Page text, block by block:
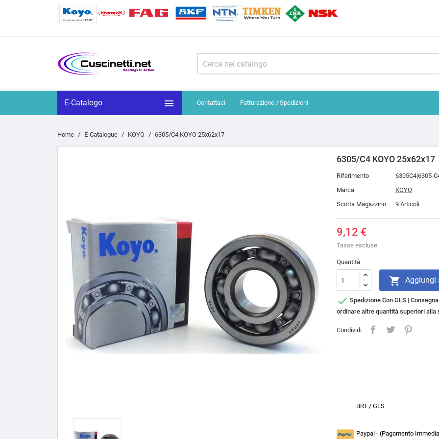
E-Catalogo  Contattaci Fatturazione / Spedizioni
Home E-Catalogue KOYO 6305/C4 KOYO 25x62x17
6305/C4 KOYO 25x62x17
Riferimento
6305C4|6305-
Marca
KOYO
Scorta Magazzino
9 Articoli
9,12 €
Tasse escluse
Quantità
 Aggiungi
 Spedizione Con GLS |
ordinare altre quantità superiori alla
Condividi
BRT / GLS
Paypal - (Pagamento